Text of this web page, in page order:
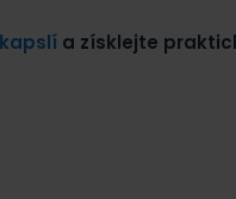
a získlejte